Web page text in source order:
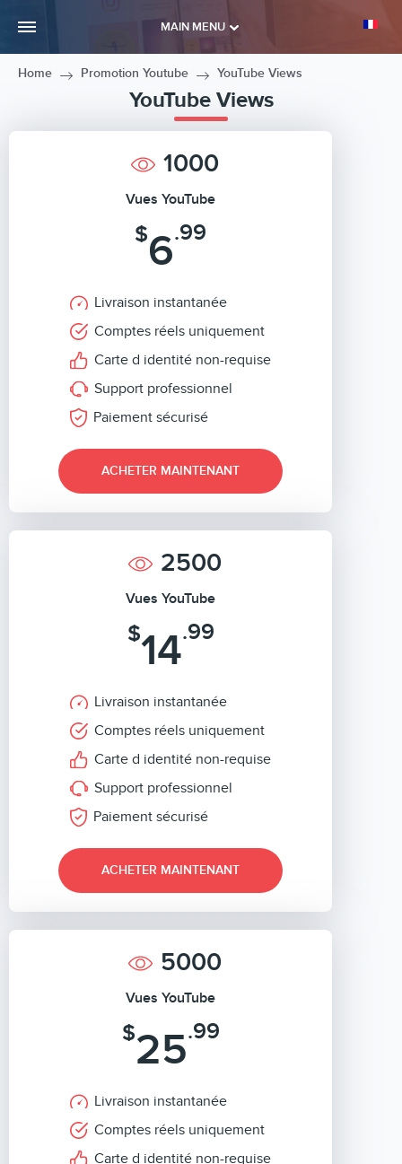
MAIN MENU
Home Promotion Youtube YouTube Views
YouTube Views
1000
Vues YouTube
$6.99
Livraison instantanée
Comptes réels uniquement
Carte d identité non-requise
Support professionnel
Paiement sécurisé
ACHETER MAINTENANT
2500
Vues YouTube
$14.99
Livraison instantanée
Comptes réels uniquement
Carte d identité non-requise
Support professionnel
Paiement sécurisé
ACHETER MAINTENANT
5000
Vues YouTube
$25.99
Livraison instantanée
Comptes réels uniquement
Carte d identité non-requise